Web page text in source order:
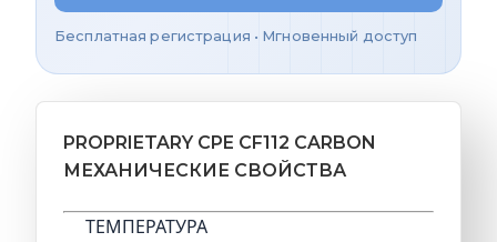
Бесплатная регистрация • Мгновенный доступ
PROPRIETARY CPE CF112 CARBON
МЕХАНИЧЕСКИЕ СВОЙСТВА
ТЕМПЕРАТУРА